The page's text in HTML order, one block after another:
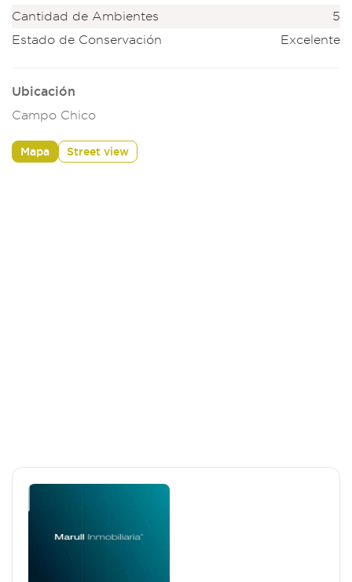
Cantidad de Ambientes
5
Estado de Conservación
Excelente
Ubicación
Campo Chico
Mapa Street view